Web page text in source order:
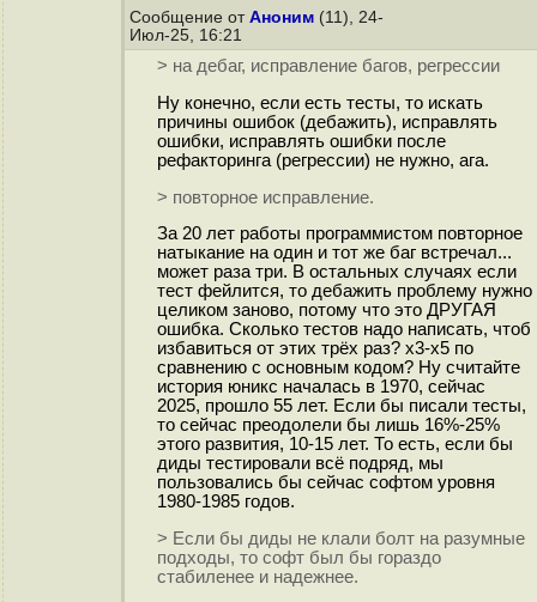
Сообщение от Аноним (11), 24-
Июл-25, 16:21
> на дебаг, исправление багов, регрессии
Ну конечно, если есть тесты, то искать
причины ошибок (дебажить), исправлять
ошибки, исправлять ошибки после
рефакторинга (регрессии) не нужно, ага.
> повторное исправление.
За 20 лет работы программистом повторное
натыкание на один и тот же баг встречал...
может раза три. В остальных случаях если
тест фейлится, то дебажить проблему нужно
целиком заново, потому что это ДРУГАЯ
ошибка. Сколько тестов надо написать, чтоб
избавиться от этих трёх раз? x3-x5 по
сравнению с основным кодом? Ну считайте
история юникс началась в 1970, сейчас
2025, прошло 55 лет. Если бы писали тесты,
то сейчас преодолели бы лишь 16%-25%
этого развития, 10-15 лет. То есть, если бы
диды тестировали всё подряд, мы
пользовались бы сейчас софтом уровня
1980-1985 годов.
> Если бы диды не клали болт на разумные
подходы, то софт был бы гораздо
стабиленее и надежнее.